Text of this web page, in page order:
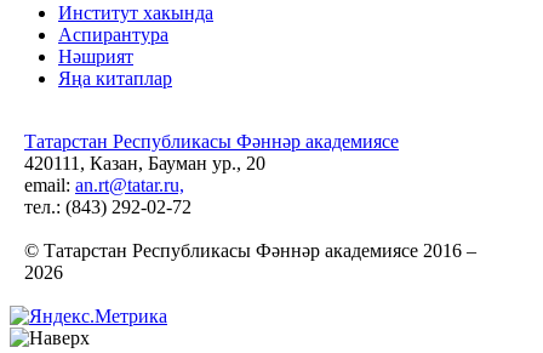
Институт хакында
Аспирантура
Нәшрият
Яңа китаплар
Татарстан Республикасы Фәннәр академиясе
420111, Казан, Бауман ур., 20
email: an.rt@tatar.ru,
тел.: (843) 292-02-72
© Татарстан Республикасы Фәннәр академиясе 2016 –
2026